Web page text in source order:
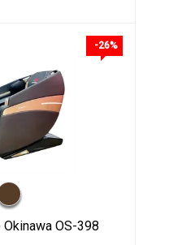
-26%
OS-398